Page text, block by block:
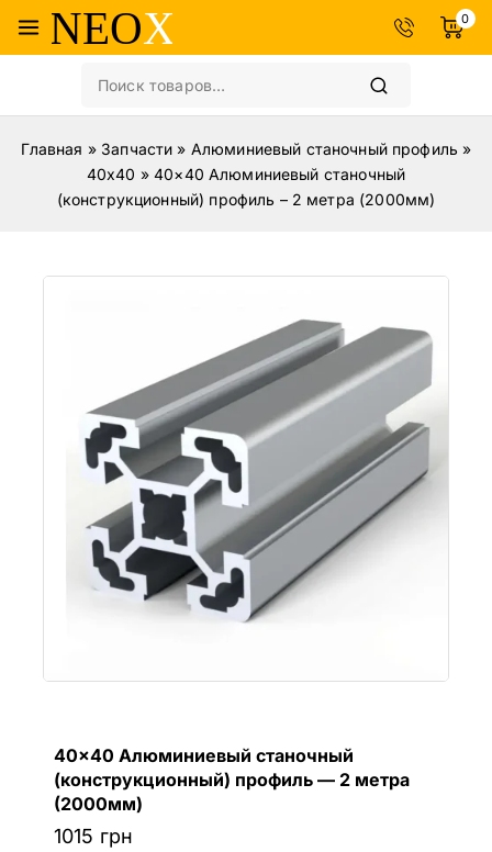
0
Главная » Запчасти » Алюминиевый станочный профиль »
40х40 »40×40 Алюминиевый станочный
(конструкционный) профиль – 2 метра (2000мм)
40×40 Алюминиевый станочный
(конструкционный) профиль — 2 метра
(2000мм)
1015 грн